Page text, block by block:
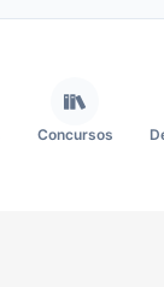
Concursos